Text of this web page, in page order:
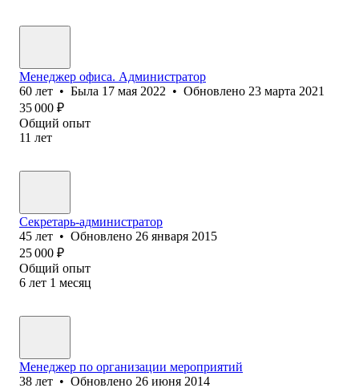
Менеджер офиса. Администратор
60 лет • Была 17 мая 2022 • Обновлено 23 марта 2021
35 000 ₽
Общий опыт
11 лет
Секретарь-администратор
45 лет • Обновлено 26 января 2015
25 000 ₽
Общий опыт
6 лет 1 месяц
Менеджер по организации мероприятий
38 лет • Обновлено 26 июня 2014